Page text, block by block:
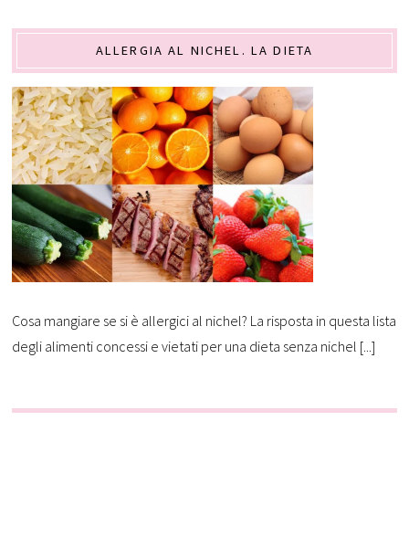
ALLERGIA AL NICHEL. LA DIETA
Cosa mangiare se si è allergici al nichel? La risposta in questa lista
degli alimenti concessi e vietati per una dieta senza nichel [...]